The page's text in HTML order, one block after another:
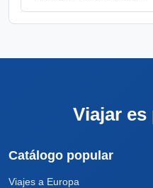
Viajar
Catálogo popular
Viajes a Europa